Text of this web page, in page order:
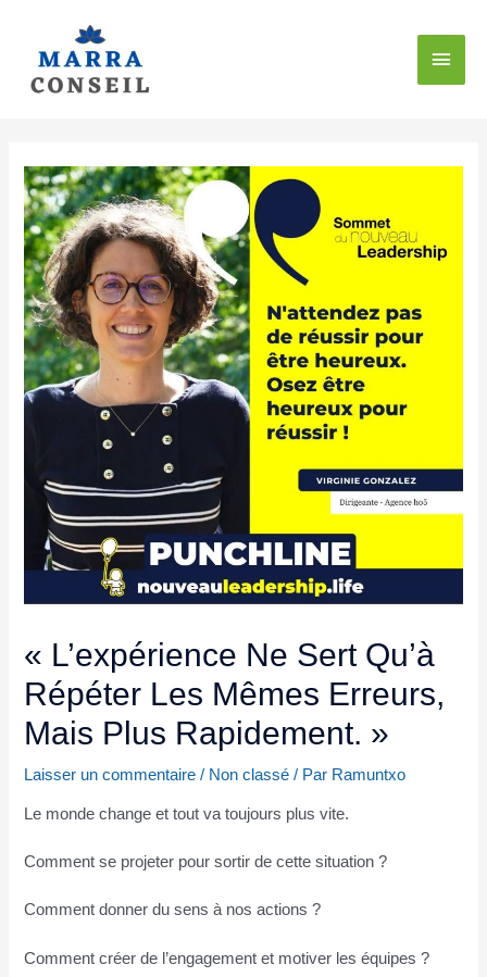
« L’expérience Ne Sert Qu’à
Répéter Les Mêmes Erreurs,
Mais Plus Rapidement. »
Laisser un commentaire / Non classé / Par Ramuntxo
Le monde change et tout va toujours plus vite.
Comment se projeter pour sortir de cette situation ?
Comment donner du sens à nos actions ?
Comment créer de l’engagement et motiver les équipes ?